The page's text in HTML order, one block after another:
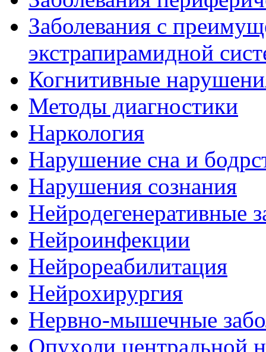
Заболевания с
экстрапирамидной
Когнитивные
Методы диагностики
Наркология
Нарушение сна и
Нарушения сознания
Нейродегенеративные
Нейроинфекции
Нейрореабилитация
Нейрохирургия
Нервно-мышечные
Опухоли центральной